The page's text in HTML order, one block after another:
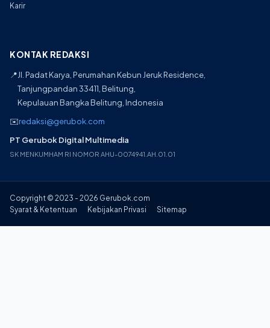
Karir
KONTAK REDAKSI
📍Jl. Padat Karya, Perumahan Kebun Jeruk Residence,
Tanjungpandan 33411, Belitung,
Kepulauan Bangka Belitung, Indonesia
✉️redaksi@gerubok.com
PT Gerubok Digital Multimedia
SK MENKUMHAM RI NOMOR AHU-0074941.AH.01.01
Copyright © 2023 - 2026 Gerubok.com
Syarat & Ketentuan
Kebijakan Privasi Sitemap